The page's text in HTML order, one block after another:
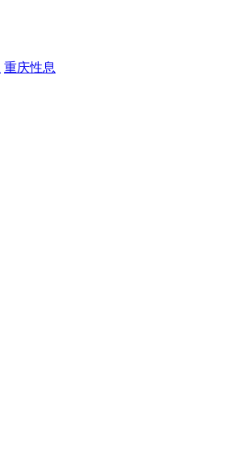
重庆性息